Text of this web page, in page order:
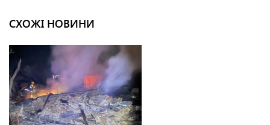
СХОЖІ НОВИНИ